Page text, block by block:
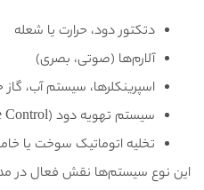
دتکتور دود، حرارت یا شعله
آلارم‌ها (صوتی، بصری)
اسپرینکلرها، سیستم آب،
سیستم تهویه دود (Smoke Control)
تخلیه اتوماتیک سوخت یا
این نوع سیستم‌ها نقش فعال در